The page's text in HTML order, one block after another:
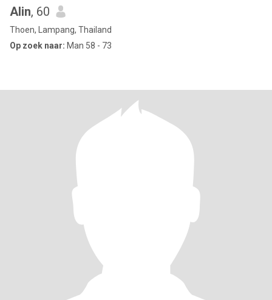
Alin, 60
Thoen, Lampang, Thailand
Op zoek naar: Man 58 - 73